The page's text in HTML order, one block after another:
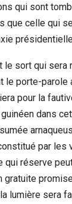
qui sont
que celle qui
le sort qui sera
le porte-
pour la
guinéen dans
par les
qui réserve
gratuite
lumière sera